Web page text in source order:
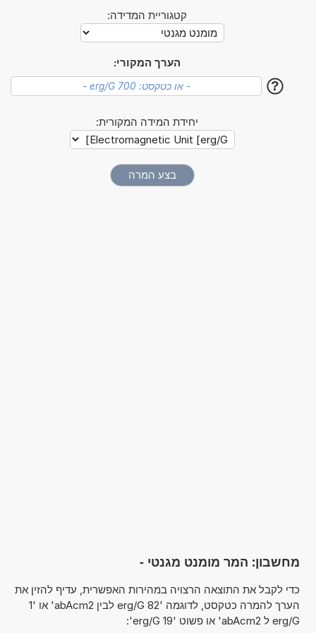
קטגוריית המדידה:
הערך המקורי:
?
יחידת המידה המקורית:
מחשבון: המר מומנט מגנטי -
כדי לקבל את התוצאה הרצויה במהירות האפשרית, עדיף להזין את
הערך להמרה כטקסט, לדוגמה '82 erg/G לבין abAcm2' או '1
erg/G ל abAcm2' או פשוט '19 erg/G':